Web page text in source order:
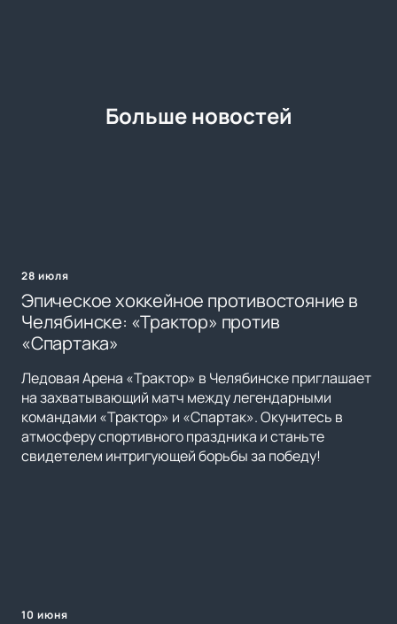
Больше новостей
28 июля
Эпическое хоккейное противостояние в
Челябинске: «Трактор» против
«Спартака»
Ледовая Арена «Трактор» в Челябинске приглашает
на захватывающий матч между легендарными
командами «Трактор» и «Спартак». Окунитесь в
атмосферу спортивного праздника и станьте
свидетелем интригующей борьбы за победу!
10 июня